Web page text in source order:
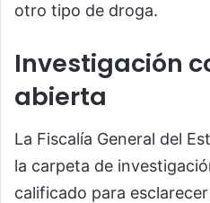
otro tipo de droga.
Investigación
abierta
La Fiscalía General del
la carpeta de
calificado para